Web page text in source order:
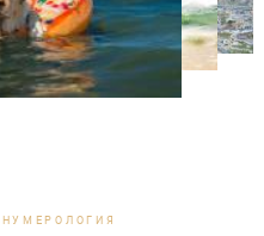
Дневен хороскоп за 6
август, четвъртък
НУМЕРОЛОГИЯ